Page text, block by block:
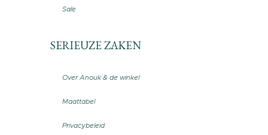
Sale
SERIEUZE ZAKEN
Over Anouk & de winkel
Maattabel
Privacybeleid